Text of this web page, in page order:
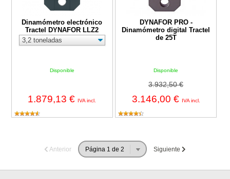
Dinamómetro electrónico
Tractel DYNAFOR LLZ2
Disponible
1.879,13 € IVA incl.
DYNAFOR PRO -
Dinamómetro digital Tractel
de 25T
Disponible
3.932,50 €
3.146,00 € IVA incl.
Anterior Siguiente